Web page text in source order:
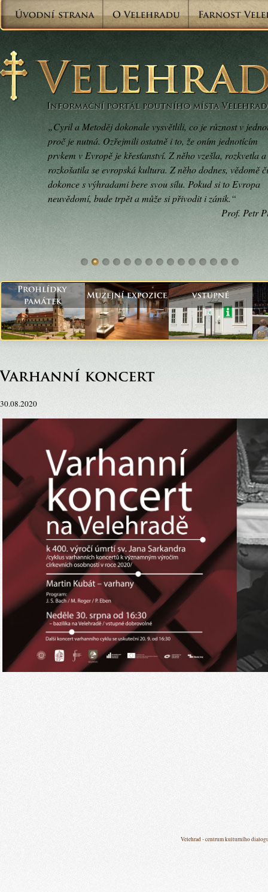
„Cyril a Metoděj dokonale vysvětlili, co je různost v
proč je nutná. Ozřejmili ostatně i to, že oním jednotícím
prvkem v Evropě je křesťanství. Z něho vzešla, rozkvetla a
rozkošatila se evropská kultura. Z něho dodnes, vědomě či
dokonce s výhradami bere svou sílu. Pokud si to Evropa
neuvědomí, bude trpět a může si přivodit i zánik.“
Prof. Petr
30.08.2020
Velehrad - centrum kulturního